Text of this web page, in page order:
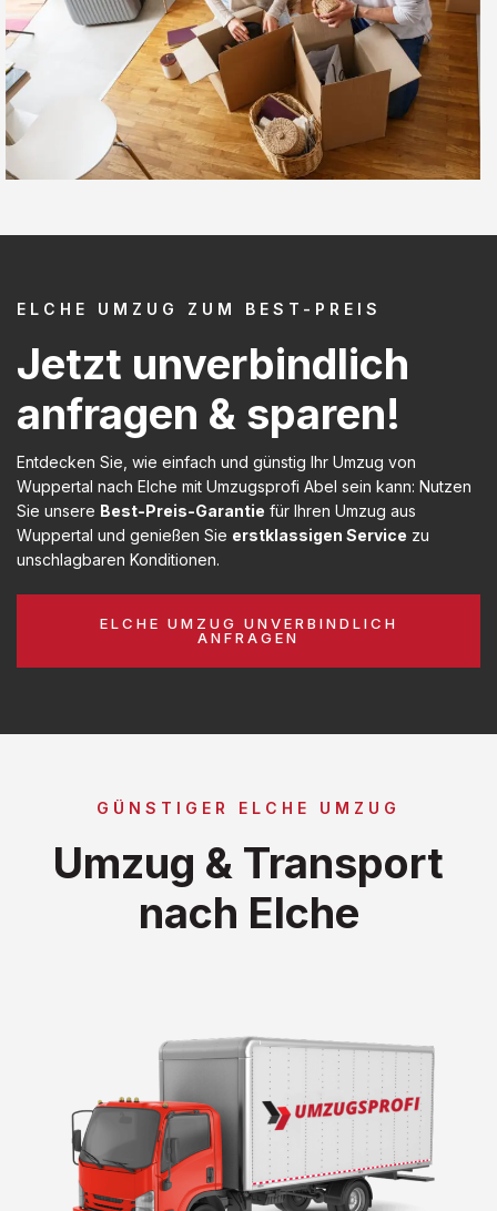
ELCHE UMZUG ZUM BEST-PREIS
Jetzt unverbindlich
anfragen & sparen!
Entdecken Sie, wie einfach und günstig Ihr Umzug von
Wuppertal nach Elche mit Umzugsprofi Abel sein kann: Nutzen
Sie unsere Best-Preis-Garantie für Ihren Umzug aus
Wuppertal und genießen Sie erstklassigen Service zu
unschlagbaren Konditionen.
ELCHE UMZUG UNVERBINDLICH
ANFRAGEN
GÜNSTIGER ELCHE UMZUG
Umzug & Transport
nach Elche